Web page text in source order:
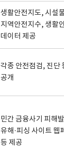
생활안전지도, 시설
지역안전지수, 생활
데이터 제공
각종 안전점검, 진단
공개
민간 금융사기 피해
유해·피싱 사이트 웹
등 제공